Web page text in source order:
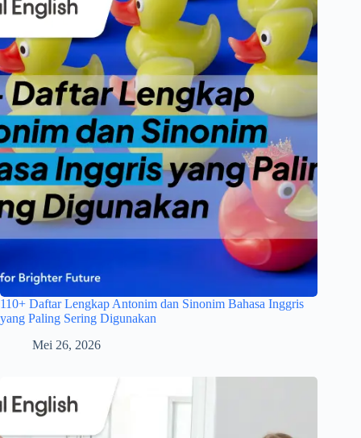
110+ Daftar Lengkap Antonim dan Sinonim Bahasa Inggris
yang Paling Sering Digunakan
Mei 26, 2026